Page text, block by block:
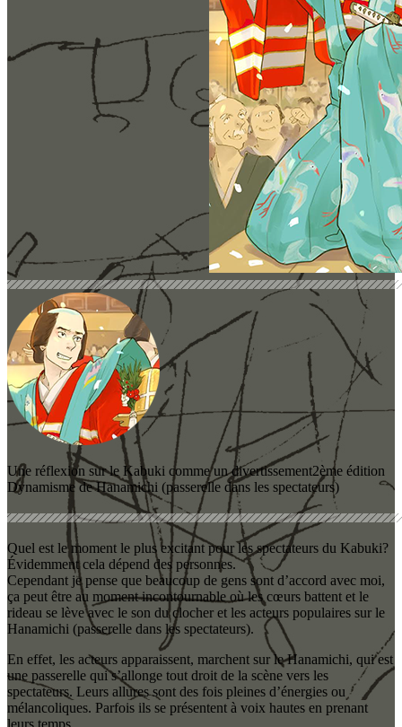
Une réflexion sur le Kabuki comme un divertissement2ème édition
Dynamisme de Hanamichi (passerelle dans les spectateurs)
Quel est le moment le plus excitant pour les spectateurs du Kabuki?
Évidemment cela dépend des personnes.
Cependant je pense que beaucoup de gens sont d’accord avec moi,
ça peut être au moment incontournable où les cœurs battent et le
rideau se lève avec le son du clocher et les acteurs populaires sur le
Hanamichi (passerelle dans les spectateurs).
En effet, les acteurs apparaissent, marchent sur le Hanamichi, qui est
une passerelle qui s’allonge tout droit de la scène vers les
spectateurs. Leurs allures sont des fois pleines d’énergies ou
mélancoliques. Parfois ils se présentent à voix hautes en prenant
leurs temps.